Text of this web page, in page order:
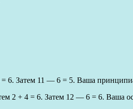
6. Затем 11 — 6 = 5. Ваша
2 + 4 = 6. Затем 12 — 6 = 6. Ваша